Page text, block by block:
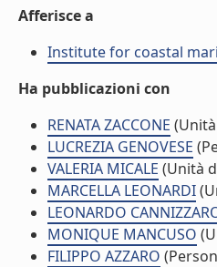
Afferisce a
Institute for coastal
Ha pubblicazioni con
RENATA ZACCONE
LUCREZIA GENOVESE
VALERIA MICALE (Unità
MARCELLA LEONARDI
LEONARDO
MONIQUE MANCUSO
FILIPPO AZZARO